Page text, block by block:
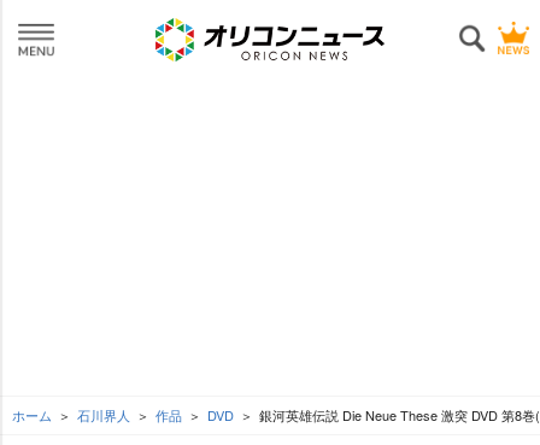
ホーム 石川界人 作品 DVD 銀河英雄伝説 Die Neue These 激突 DVD 第8